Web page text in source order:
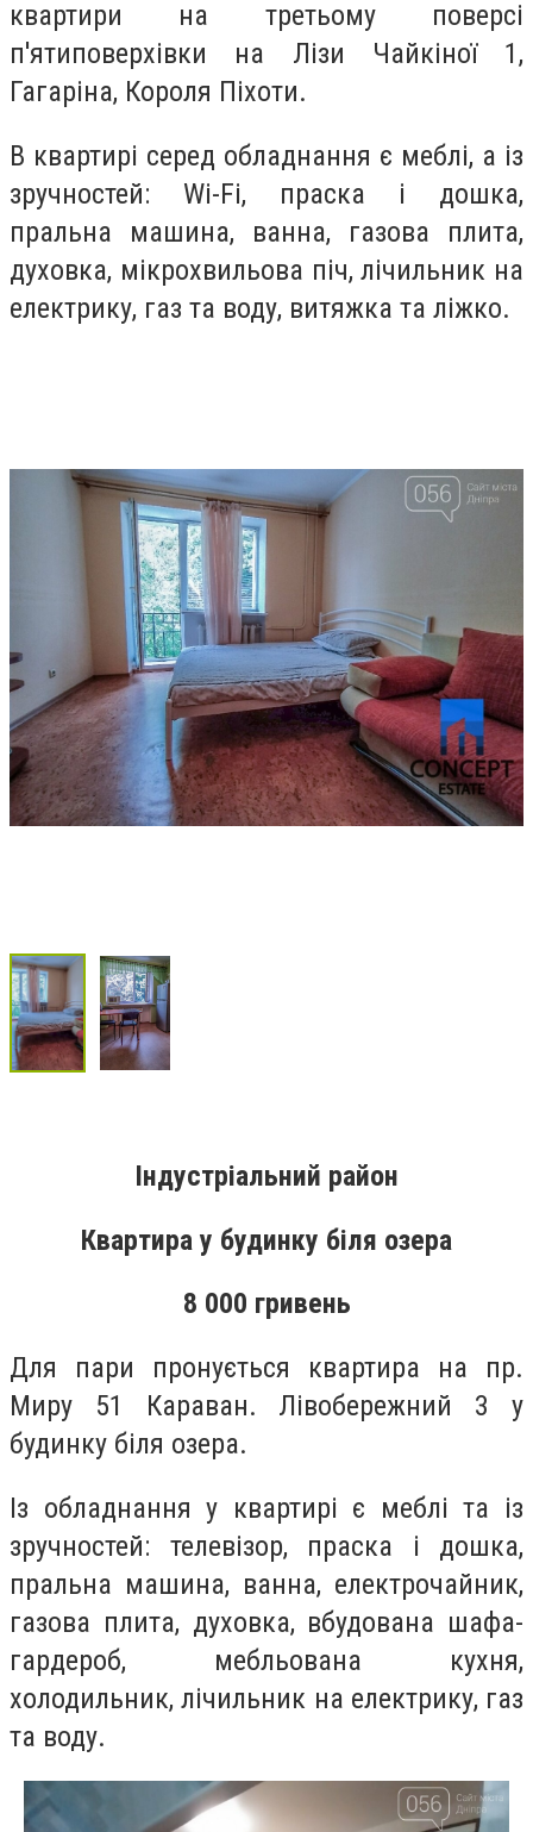
квартири на третьому поверсі
п'ятиповерхівки на Лізи Чайкіної 1,
Гагаріна, Короля Піхоти.
В квартирі серед обладнання є меблі, а із
зручностей: Wi-Fi, праска і дошка,
пральна машина, ванна, газова плита,
духовка, мікрохвильова піч, лічильник на
електрику, газ та воду, витяжка та ліжко.
Індустріальний район
Квартира у будинку біля озера
8 000 гривень
Для пари пронується квартира на пр.
Миру 51 Караван. Лівобережний 3 у
будинку біля озера.
Із обладнання у квартирі є меблі та із
зручностей: телевізор, праска і дошка,
пральна машина, ванна, електрочайник,
газова плита, духовка, вбудована шафа-
гардероб, мебльована кухня,
холодильник, лічильник на електрику, газ
та воду.